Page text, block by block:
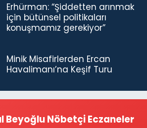
Erhürman: “Şiddetten arınmak
için bütünsel politikaları
konuşmamız gerekiyor”
Minik Misafirlerden Ercan
Havalimanı’na Keşif Turu
Beyoğlu Nöbetçi Eczaneler